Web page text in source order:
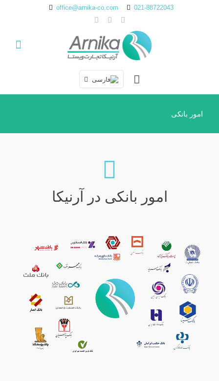
021-88722043
office@arnika-co.com
امور بانکی
امور بانکی در آرنیکا